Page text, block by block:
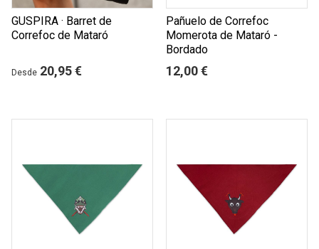
GUSPIRA · Barret de
Correfoc de Mataró
Desde 20,95 €
Pañuelo de Correfoc
Momerota de Mataró -
Bordado
12,00 €